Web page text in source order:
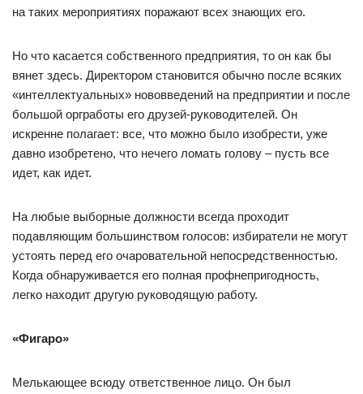
на таких мероприятиях поражают всех знающих его.
Но что касается собственного предприятия, то он как бы
вянет здесь. Директором становится обычно после всяких
«интеллектуальных» нововведений на предприятии и после
большой оргработы его друзей-руководителей. Он
искренне полагает: все, что можно было изобрести, уже
давно изобретено, что нечего ломать голову – пусть все
идет, как идет.
На любые выборные должности всегда проходит
подавляющим большинством голосов: избиратели не могут
устоять перед его очаровательной непосредственностью.
Когда обнаруживается его полная профнепригодность,
легко находит другую руководящую работу.
«Фигаро»
Мелькающее всюду ответственное лицо. Он был